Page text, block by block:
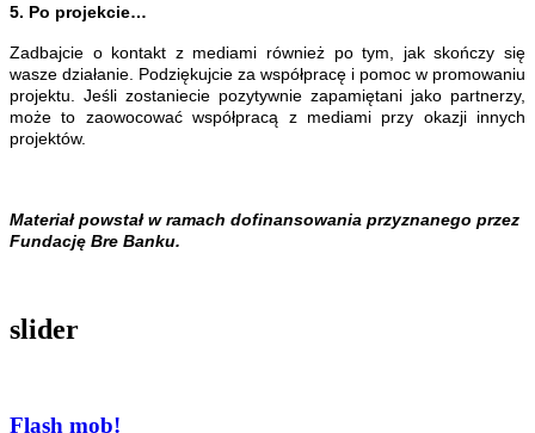
5. Po projekcie…
Zadbajcie o kontakt z mediami również po tym, jak skończy się
wasze działanie. Podziękujcie za współpracę i pomoc w promowaniu
projektu. Jeśli zostaniecie pozytywnie zapamiętani jako partnerzy,
może to zaowocować współpracą z mediami przy okazji innych
projektów.
Materiał powstał w ramach dofinansowania przyznanego przez
Fundację Bre Banku.
slider
Flash mob!